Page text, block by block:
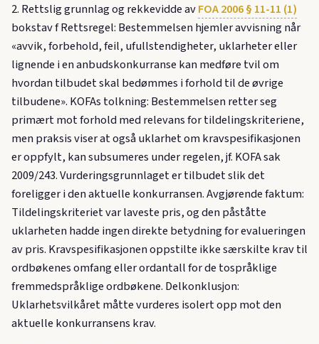
2. Rettslig grunnlag og rekkevidde avFOA 2006 § 11-11 (1)
bokstav f Rettsregel: Bestemmelsen hjemler avvisning når
«avvik, forbehold, feil, ufullstendigheter, uklarheter eller
lignende i en anbudskonkurranse kan medføre tvil om
hvordan tilbudet skal bedømmes i forhold til de øvrige
tilbudene». KOFAs tolkning: Bestemmelsen retter seg
primært mot forhold med relevans for tildelingskriteriene,
men praksis viser at også uklarhet om kravspesifikasjonen
er oppfylt, kan subsumeres under regelen, jf. KOFA sak
2009/243. Vurderingsgrunnlaget er tilbudet slik det
foreligger i den aktuelle konkurransen. Avgjørende faktum:
Tildelingskriteriet var laveste pris, og den påståtte
uklarheten hadde ingen direkte betydning for evalueringen
av pris. Kravspesifikasjonen oppstilte ikke særskilte krav til
ordbøkenes omfang eller ordantall for de tospråklige
fremmedspråklige ordbøkene. Delkonklusjon:
Uklarhetsvilkåret måtte vurderes isolert opp mot den
aktuelle konkurransens krav.